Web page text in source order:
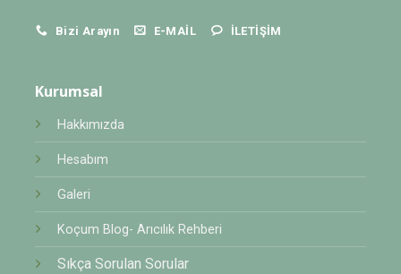
Bizi Arayın E-MAIL İLETIŞIM
Kurumsal
Hakkımızda
Hesabım
Galeri
Koçum Blog- Arıcılık Rehberi
Sıkça Sorulan Sorular